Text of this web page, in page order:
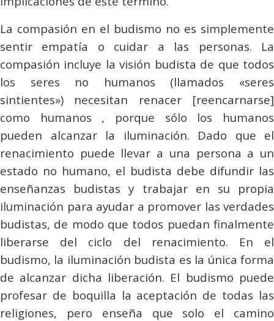
La compasión en el budismo no es simplemente
sentir empatía o cuidar a las personas. La
compasión incluye la visión budista de que todos
los seres no humanos (llamados «seres
sintientes») necesitan renacer [reencarnarse]
como humanos , porque sólo los humanos
pueden alcanzar la iluminación. Dado que el
renacimiento puede llevar a una persona a un
estado no humano, el budista debe difundir las
enseñanzas budistas y trabajar en su propia
iluminación para ayudar a promover las verdades
budistas, de modo que todos puedan finalmente
liberarse del ciclo del renacimiento. En el
budismo, la iluminación budista es la única forma
de alcanzar dicha liberación. El budismo puede
profesar de boquilla la aceptación de todas las
religiones, pero enseña que solo el camino